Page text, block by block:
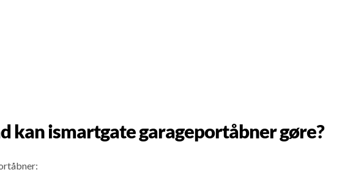
kan ismartgate garageportåbner gøre?